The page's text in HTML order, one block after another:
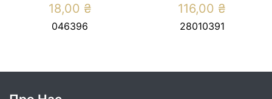
18,00 ₴
046396
116,00 ₴
28010391